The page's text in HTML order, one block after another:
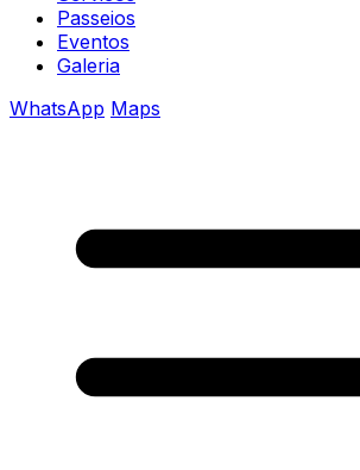
Passeios
Eventos
Galeria
WhatsApp Maps